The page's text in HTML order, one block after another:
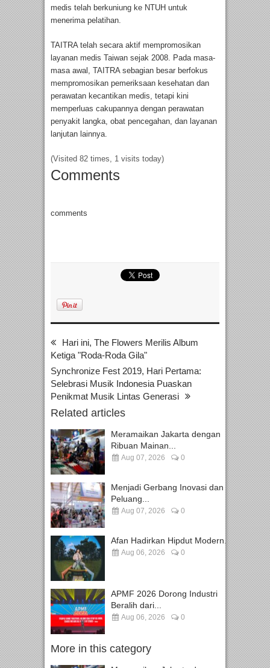
medis telah berkuniung ke NTUH untuk
menerima pelatihan.
TAITRA telah secara aktif mempromosikan
layanan medis Taiwan sejak 2008. Pada masa-
masa awal, TAITRA sebagian besar berfokus
mempromosikan pemeriksaan kesehatan dan
perawatan kecantikan medis, tetapi kini
memperluas cakupannya dengan perawatan
penyakit langka, obat pencegahan, dan layanan
lanjutan lainnya.
(Visited 82 times, 1 visits today)
Comments
comments
Hari ini, The Flowers Merilis Album
Ketiga "Roda-Roda Gila"
Synchronize Fest 2019, Hari Pertama:
Selebrasi Musik Indonesia Puaskan
Penikmat Musik Lintas Generasi
Related articles
Meramaikan Jakarta dengan
Ribuan Mainan...
Aug 07, 2026 0
Menjadi Gerbang Inovasi dan
Peluang...
Aug 07, 2026 0
Afan Hadirkan Hipdut Modern...
Aug 06, 2026 0
APMF 2026 Dorong Industri
Beralih dari...
Aug 06, 2026 0
More in this category